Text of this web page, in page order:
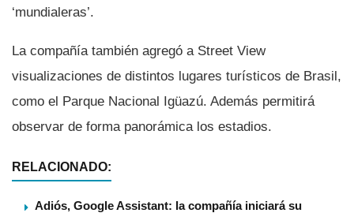
‘mundialeras’.
La compañí­a también agregó a Street View
visualizaciones de distintos lugares turí­sticos de Brasil,
como el Parque Nacional Igüazú. Además permitirá
observar de forma panorámica los estadios.
RELACIONADO:
Adiós, Google Assistant: la compañía iniciará su